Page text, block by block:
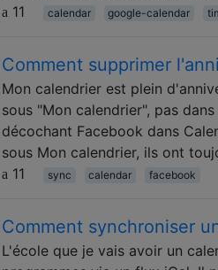
11
calendar google-calendar
Comment supprimer
Mon calendrier est plein
sous "Mon calendrier", pas
décochant Facebook dans
sous Mon calendrier, ils ont
11
sync calendar facebook
Comment synchroniser
L'école que je vais avoir un